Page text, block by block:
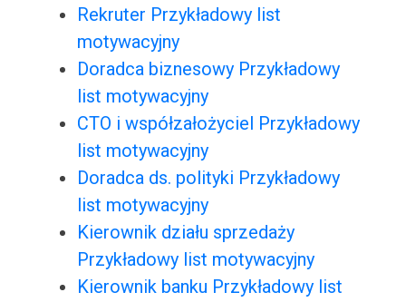
Rekruter Przykładowy list
motywacyjny
Doradca biznesowy Przykładowy
list motywacyjny
CTO i współzałożyciel Przykładowy
list motywacyjny
Doradca ds. polityki Przykładowy
list motywacyjny
Kierownik działu sprzedaży
Przykładowy list motywacyjny
Kierownik banku Przykładowy list